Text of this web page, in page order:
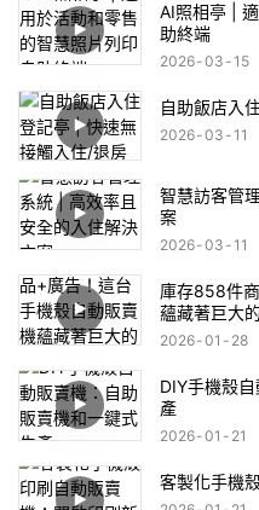
AI照相亭 |
助終端
2026 03 15
自助飯店入
2026 03 11
智慧訪客管
案
2026 03 11
庫存858件
蘊藏著巨大
2026 01 28
DIY手機殼
產
2026 01 21
客製化手機